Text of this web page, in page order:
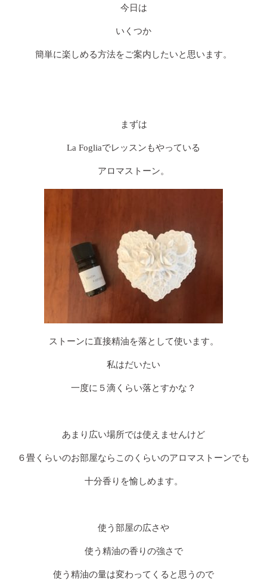
今日は
いくつか
簡単に楽しめる方法をご案内したいと思います。
まずは
La Fogliaでレッスンもやっている
アロマストーン。
ストーンに直接精油を落として使います。
私はだいたい
一度に５滴くらい落とすかな？
あまり広い場所では使えませんけど
６畳くらいのお部屋ならこのくらいのアロマストーンでも
十分香りを愉しめます。
使う部屋の広さや
使う精油の香りの強さで
使う精油の量は変わってくると思うので